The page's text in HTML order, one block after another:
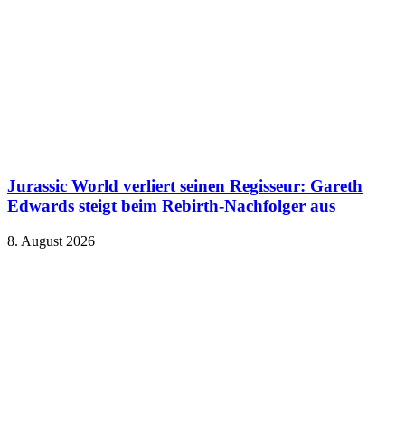
Jurassic World verliert seinen Regisseur: Gareth
Edwards steigt beim Rebirth-Nachfolger aus
8. August 2026